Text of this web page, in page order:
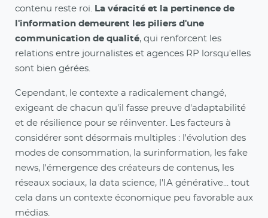
contenu reste roi.
La véracité et la pertinence de
l'information demeurent les piliers d'une
communication de qualité, qui renforcent les
relations entre journalistes et agences RP lorsqu'elles
sont bien gérées.
Cependant, le contexte a radicalement changé,
exigeant de chacun qu'il fasse preuve d'adaptabilité
et de résilience pour se réinventer. Les facteurs à
considérer sont désormais multiples : l'évolution des
modes de consommation, la surinformation, les fake
news, l'émergence des créateurs de contenus, les
réseaux sociaux, la data science, l'IA générative... tout
cela dans un contexte économique peu favorable aux
médias.